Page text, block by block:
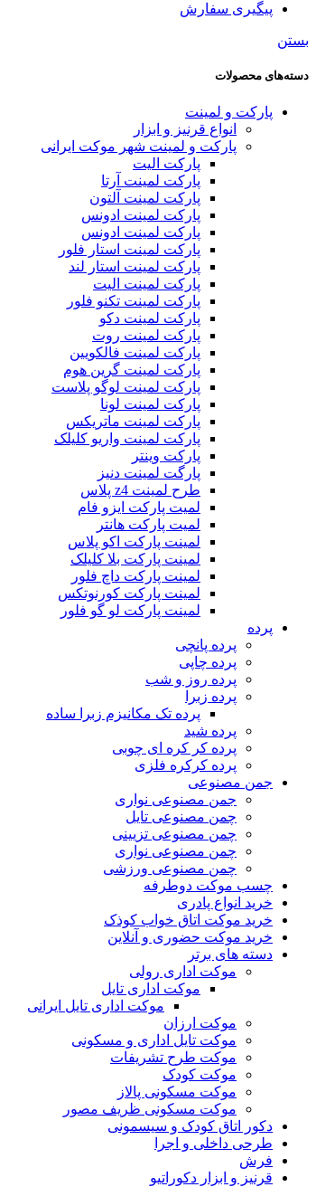
پیگیری سفارش
بستن
دسته‌های محصولات
پارکت و لمینت
انواع قرنیز و ابزار
پارکت و لمینت شهر موکت ایرانی
پارکت الیت
پارکت لمینت آرتا
پارکت لمینت آلتون
پارکت لمینت ادونس
پارکت لمینت ادونس
پارکت لمینت استار فلور
پارکت لمینت استار لند
پارکت لمینت الیت
پارکت لمینت تکنو فلور
پارکت لمینت دکو
پارکت لمینت روت
پارکت لمینت فالکویین
پارکت لمینت گرین هوم
پارکت لمینت لوگو پلاست
پارکت لمینت لونا
پارکت لمینت ماتریکس
پارکت لمینت واریو کلیلک
پارکت وینتر
پارگت لمینت دنیز
طرح لمینت z4 پلاس
لمیت پارکت ایزو فام
لمیت پارکت هانتر
لمینت پارکت اکو پلاس
لمینت پارکت بلا کلیلک
لمینت پارکت داچ فلور
لمینت پارکت کورنوتکس
لمینت پارکت لو گو فلور
پرده
پرده پانچی
پرده چاپی
پرده روز و شب
پرده زبرا
پرده تک مکانیزم زبرا ساده
پرده شید
پرده کر کره ای چوبی
پرده کرکره فلزی
جمن مصنوعی
جمن مصنوعی نواری
چمن مصنوعی تایل
چمن مصنوعی تزیینی
چمن مصنوعی نواری
چمن مصنوعی ورزشی
چسب موکت دوطرفه
خرید انواع پادری
خرید موکت اتاق خواب کوذک
خرید موکت حضوری و آنلاین
دسته های برتر
موکت اداری رولی
موکت اداری تایل
موکت اداری تایل ایرانی
موکت ارزان
موکت تایل اداری و مسکونی
موکت طرح تشریفات
موکت کودک
موکت مسکونی پالاز
موکت مسکونی ظریف مصور
دکور اتاق کودک و سیسمونی
طرحی داخلی و اجرا
فرش
قرنیز و ابزار دکوراتیو